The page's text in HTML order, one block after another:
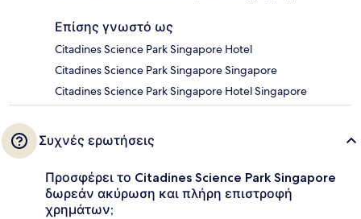
Επίσης γνωστό ως
Citadines Science Park Singapore Hotel
Citadines Science Park Singapore Singapore
Citadines Science Park Singapore Hotel Singapore
Συχνές ερωτήσεις
Προσφέρει το Citadines Science Park Singapore
δωρεάν ακύρωση και πλήρη επιστροφή
χρημάτων;